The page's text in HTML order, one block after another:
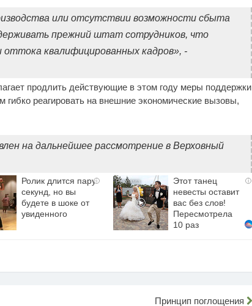
или отсутствии возможности сбыта
прежний штат сотрудников, что
оттока квалифицированных кадров», -
продлить действующие в этом году меры поддержки
гибко реагировать на внешние экономические вызовы,
на дальнейшее рассмотрение в Верховный
i
Ролик длится пару
секунд, но вы
будете в шоке от
увиденного
i
Этот танец
невесты оставит
вас без слов!
Пересмотрела
10 раз
Принцип поглощения